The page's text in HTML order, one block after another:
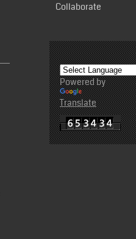
Collaborate
Powered by
Translate